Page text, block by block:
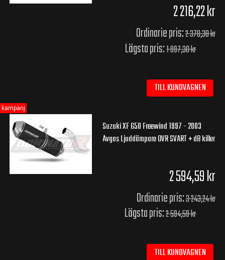
2 216,22 kr
Ordinarie pris:2 378,38 kr
Lägsta pris:1 997,30 kr
TILL KUNDVAGNEN
Suzuki XF 650 Freewind 1997 - 2003
Avgas Ljuddämpare OVR SVART + dB killer
2 594,59 kr
Ordinarie pris:3 243,24 kr
Lägsta pris:2 594,59 kr
TILL KUNDVAGNEN
kampanj